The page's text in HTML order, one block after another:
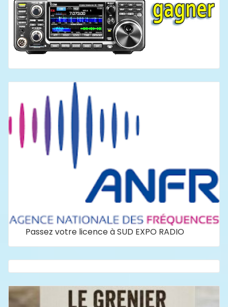
Passez votre licence à SUD EXPO RADIO